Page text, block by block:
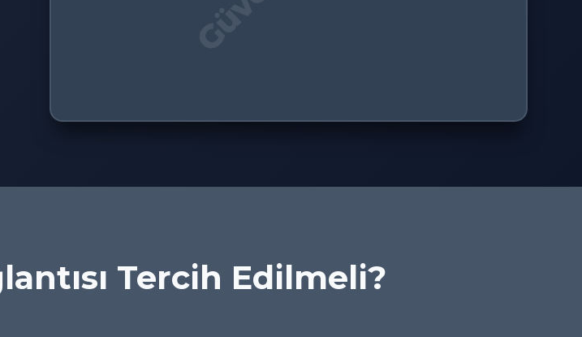
Tercih Edilmeli?